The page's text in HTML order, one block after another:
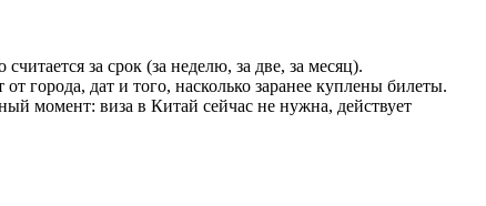
за срок (за неделю, за две, за месяц).
города, дат и того, насколько заранее куплены билеты.
момент: виза в Китай сейчас не нужна, действует